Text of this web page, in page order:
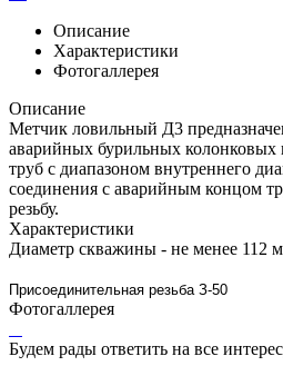
Описание
Характеристики
Фотогаллерея
Описание
Метчик ловильный Д3
аварийных бурильных
труб с диапазоном внутреннего
соединения с аварийным концом
резьбу.
Характеристики
Диаметр скважины - не менее 112
Присоединительная резьба З-50
Фотогаллерея
Будем рады ответить на все